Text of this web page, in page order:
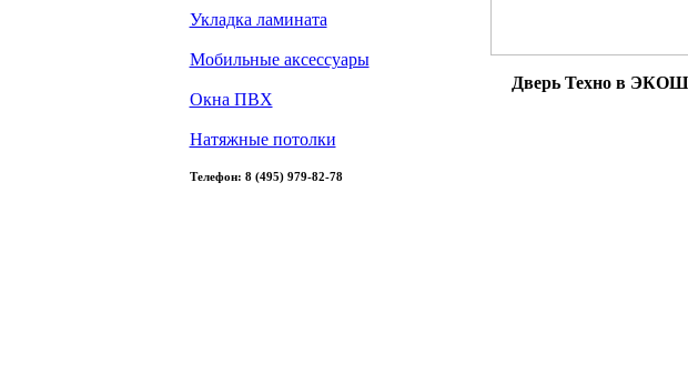
Укладка ламината
Мобильные аксессуары
Окна ПВХ
Натяжные потолки
Телефон: 8 (495) 979-82-78
Дверь Техно в